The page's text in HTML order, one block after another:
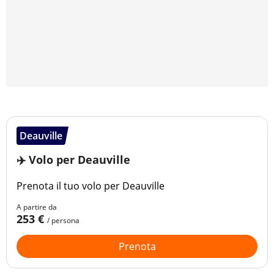
Deauville
✈️ Volo per Deauville
Prenota il tuo volo per Deauville
A partire da
253 € / persona
Prenota